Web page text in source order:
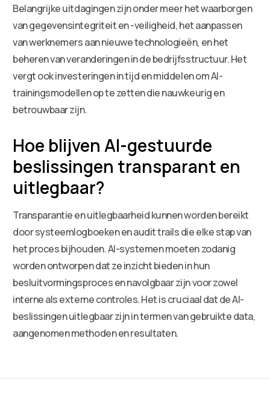
Belangrijke uitdagingen zijn onder meer het waarborgen
van gegevensintegriteit en -veiligheid, het aanpassen
van werknemers aan nieuwe technologieën, en het
beheren van veranderingen in de bedrijfsstructuur. Het
vergt ook investeringen in tijd en middelen om AI-
trainingsmodellen op te zetten die nauwkeurig en
betrouwbaar zijn.
Hoe blijven AI-gestuurde
beslissingen transparant en
uitlegbaar?
Transparantie en uitlegbaarheid kunnen worden bereikt
door systeemlogboeken en audit trails die elke stap van
het proces bijhouden. AI-systemen moeten zodanig
worden ontworpen dat ze inzicht bieden in hun
besluitvormingsproces en navolgbaar zijn voor zowel
interne als externe controles. Het is cruciaal dat de AI-
beslissingen uitlegbaar zijn in termen van gebruikte data,
aangenomen methoden en resultaten.